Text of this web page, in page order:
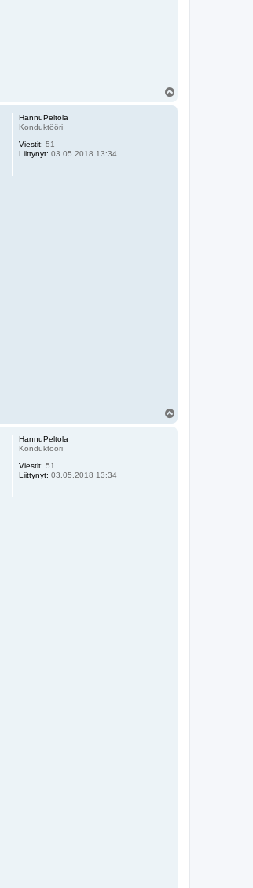
HannuPeltola
Konduktööri
Viestit: 51
Liittynyt: 03.05.2018 13:34
HannuPeltola
Konduktööri
Viestit: 51
Liittynyt: 03.05.2018 13:34